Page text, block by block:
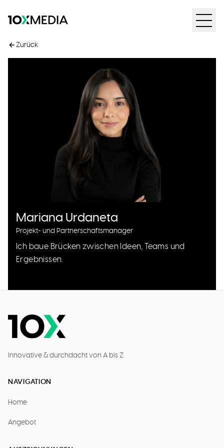
Zurück
Mariana Urdaneta
Projekt- und Partnerschaftsmanager
Ich baue Brücken zwischen Ideen, Teams und
Ergebnissen.
Innovative & durchdacht von A bis Z
NAVIGATION
Home
Angebot